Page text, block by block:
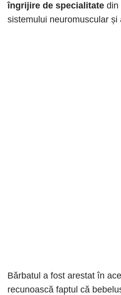
îngrijire de specialitate din
sistemului neuromuscular și
Bărbatul a fost arestat în
recunoască faptul că